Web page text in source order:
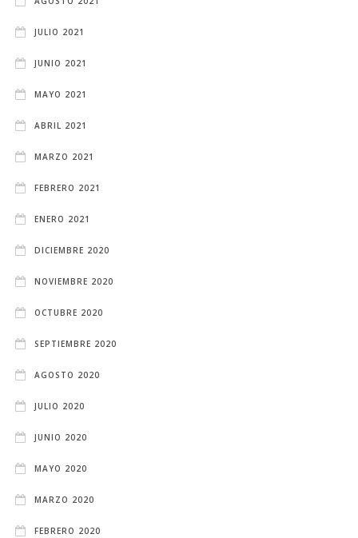
JULIO 2021
JUNIO 2021
MAYO 2021
ABRIL 2021
MARZO 2021
FEBRERO 2021
ENERO 2021
DICIEMBRE 2020
NOVIEMBRE 2020
OCTUBRE 2020
SEPTIEMBRE 2020
AGOSTO 2020
JULIO 2020
JUNIO 2020
MAYO 2020
MARZO 2020
FEBRERO 2020